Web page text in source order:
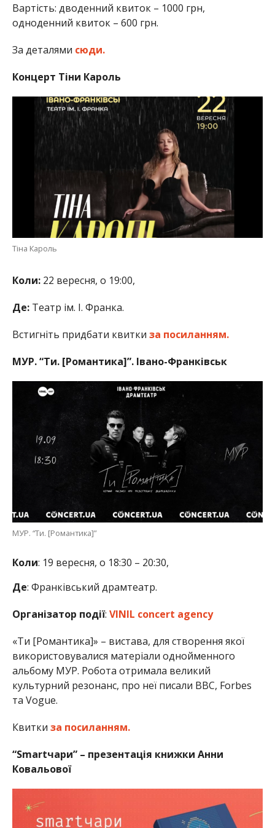
Вартість: дводенний квиток – 1000 грн,
одноденний квиток – 600 грн.
За деталями сюди.
Концерт Тіни Кароль
Тіна Кароль
Коли:22 вересня, о 19:00,
Де:Театр ім. І. Франка.
Встигніть придбати квитки за посиланням.
МУР. “Ти. [Романтика]”. Івано-Франківськ
МУР. “Ти. [Романтика]”
Коли: 19 вересня, о 18:30 – 20:30,
Де: Франківський драмтеатр.
Організатор події: VINIL concert agency
«Ти [Романтика]» – вистава, для створення якої
використовувалися матеріали однойменного
альбому МУР. Робота отримала великий
культурний резонанс, про неї писали BBC, Forbes
та Vogue.
Квитки за посиланням.
“Smartчари” – презентація книжки Анни
Ковальової